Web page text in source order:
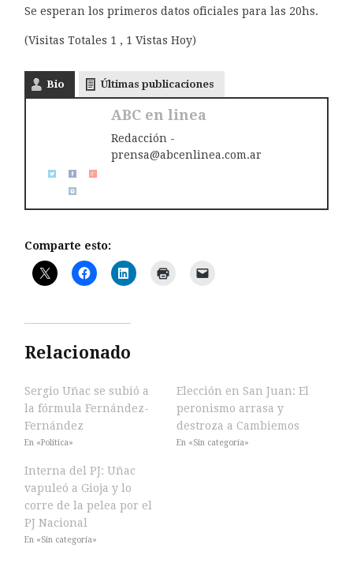
Se esperan los primeros datos oficiales para las 20hs.
(Visitas Totales 1 , 1 Vistas Hoy)
Bio Últimas publicaciones
ABC en linea
Redacción -
prensa@abcenlinea.com.ar
Comparte esto:
Relacionado
Sergio Uñac se subió a
la fórmula Fernández-
Fernández
En «Política»
Elección en San Juan: El
peronismo arrasa y
destroza a Cambiemos
En «Sin categoría»
Interna del PJ: Uñac
vapuleó a Gioja y lo
corre de la pelea por el
PJ Nacional
En «Sin categoría»